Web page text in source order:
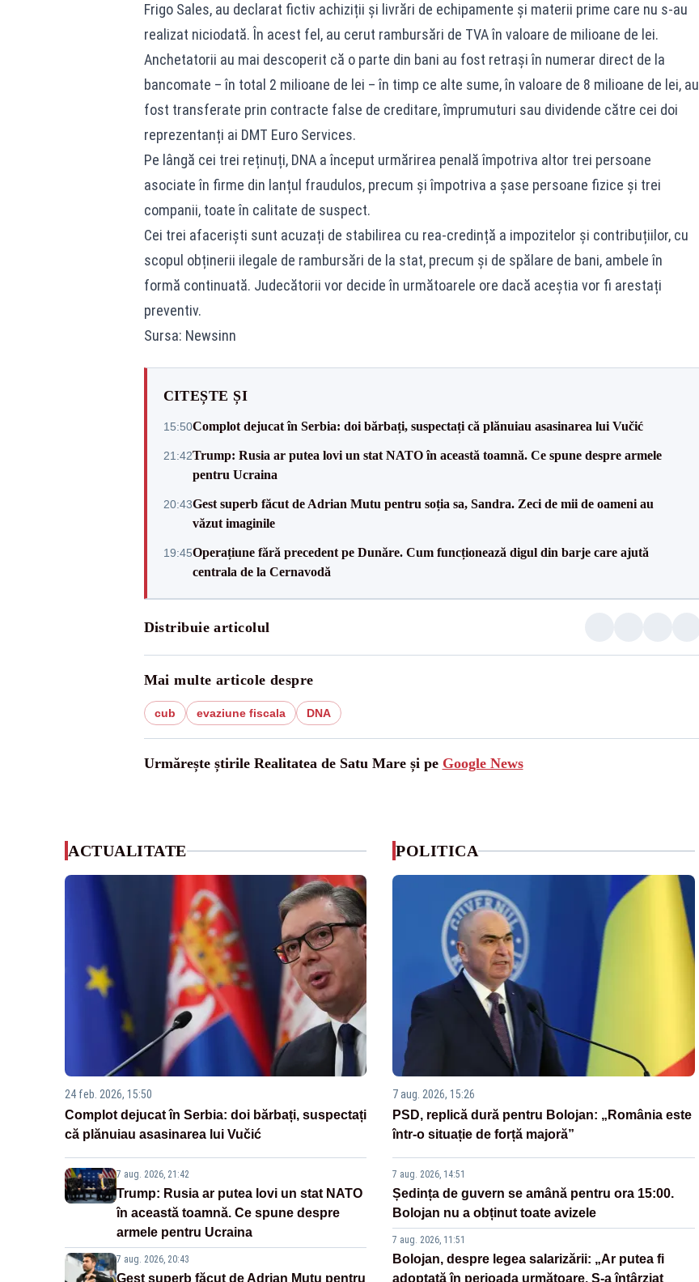
Frigo Sales, au declarat fictiv achiziții și livrări de echipamente și materii prime care nu s-au
realizat niciodată. În acest fel, au cerut rambursări de TVA în valoare de milioane de lei.
Anchetatorii au mai descoperit că o parte din bani au fost retrași în numerar direct de la
bancomate – în total 2 milioane de lei – în timp ce alte sume, în valoare de 8 milioane de lei, au
fost transferate prin contracte false de creditare, împrumuturi sau dividende către cei doi
reprezentanți ai DMT Euro Services.
Pe lângă cei trei reținuți, DNA a început urmărirea penală împotriva altor trei persoane
asociate în firme din lanțul fraudulos, precum și împotriva a șase persoane fizice și trei
companii, toate în calitate de suspect.
Cei trei afaceriști sunt acuzați de stabilirea cu rea-credință a impozitelor și contribuțiilor, cu
scopul obținerii ilegale de rambursări de la stat, precum și de spălare de bani, ambele în
formă continuată. Judecătorii vor decide în următoarele ore dacă aceștia vor fi arestați
preventiv.
Sursa: Newsinn
CITEȘTE ȘI
15:50Complot dejucat în Serbia: doi bărbați, suspectați că plănuiau asasinarea lui Vučić
21:42Trump: Rusia ar putea lovi un stat NATO în această toamnă. Ce spune despre armele
pentru Ucraina
20:43Gest superb făcut de Adrian Mutu pentru soția sa, Sandra. Zeci de mii de oameni au
văzut imaginile
19:45Operațiune fără precedent pe Dunăre. Cum funcționează digul din barje care ajută
centrala de la Cernavodă
Distribuie articolul
Mai multe articole despre
cub evaziune fiscala DNA
Urmărește știrile Realitatea de Satu Mare și pe Google News
ACTUALITATE
24 feb. 2026, 15:50
Complot dejucat în Serbia: doi bărbați, suspectați
că plănuiau asasinarea lui Vučić
7 aug. 2026, 21:42
Trump: Rusia ar putea lovi un stat NATO
în această toamnă. Ce spune despre
armele pentru Ucraina
7 aug. 2026, 20:43
Gest superb făcut de Adrian Mutu pentru
POLITICA
7 aug. 2026, 15:26
PSD, replică dură pentru Bolojan: „România este
într-o situație de forță majoră”
7 aug. 2026, 14:51
Ședința de guvern se amână pentru ora 15:00.
Bolojan nu a obținut toate avizele
7 aug. 2026, 11:51
Bolojan, despre legea salarizării: „Ar putea fi
adoptată în perioada următoare. S-a întârziat